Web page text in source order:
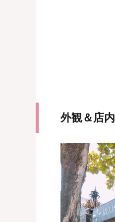
外観＆店内